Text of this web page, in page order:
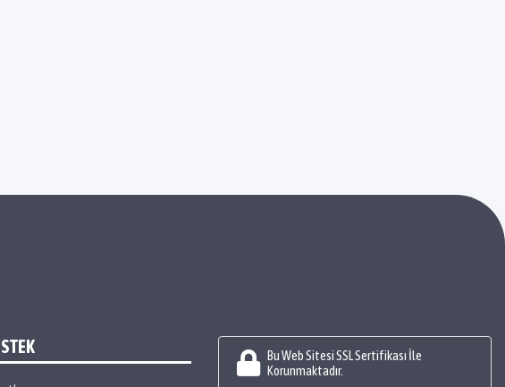
Bu Web Sitesi SSL Sertifikası İle
Korunmaktadır.